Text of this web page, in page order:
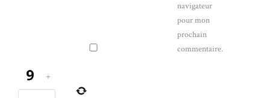
navigateur
pour mon
prochain
commentaire.
+